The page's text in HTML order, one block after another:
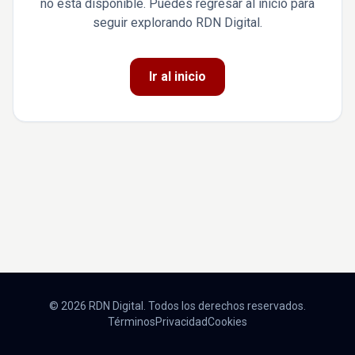
no está disponible. Puedes regresar al inicio para
seguir explorando RDN Digital.
Ir al inicio
© 2026 RDN Digital. Todos los derechos reservados.
TérminosPrivacidadCookies